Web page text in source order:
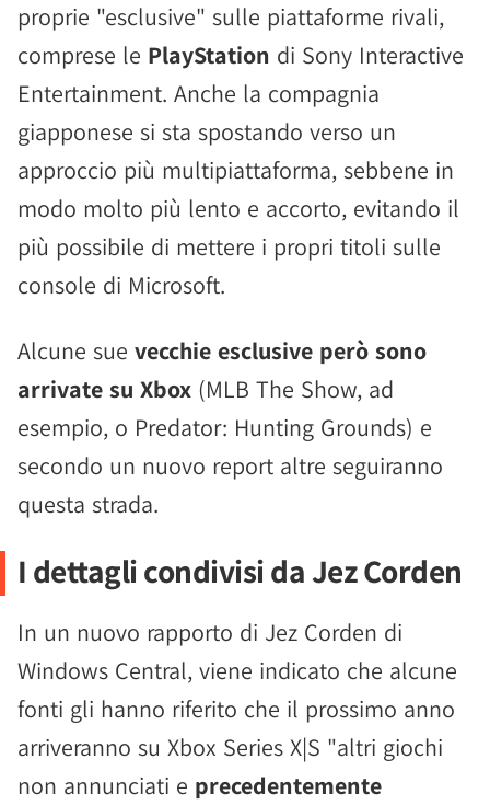
proprie "esclusive" sulle piattaforme rivali,
comprese le PlayStation di Sony Interactive
Entertainment. Anche la compagnia
giapponese si sta spostando verso un
approccio più multipiattaforma, sebbene in
modo molto più lento e accorto, evitando il
più possibile di mettere i propri titoli sulle
console di Microsoft.
Alcune sue vecchie esclusive però sono
arrivate su Xbox (MLB The Show, ad
esempio, o Predator: Hunting Grounds) e
secondo un nuovo report altre seguiranno
questa strada.
I dettagli condivisi da Jez Corden
In un nuovo rapporto di Jez Corden di
Windows Central, viene indicato che alcune
fonti gli hanno riferito che il prossimo anno
arriveranno su Xbox Series X|S "altri giochi
non annunciati e precedentemente